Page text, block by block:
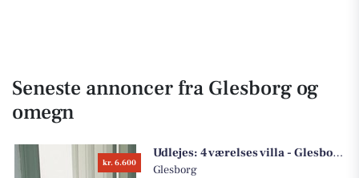
Seneste annoncer fra Glesborg og
omegn
kr. 6.600
Udlejes: 4 værelses villa - Glesborg Bygade, 8585 Glesborg
Glesborg